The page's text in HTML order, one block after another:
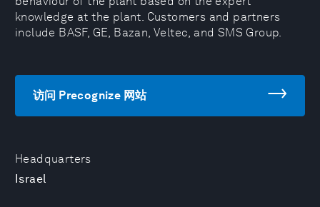
Headquarters
Israel
knowledge at the plant. Customers and partners
include BASF, GE, Bazan, Veltec, and SMS Group.
访问 Precognize 网站